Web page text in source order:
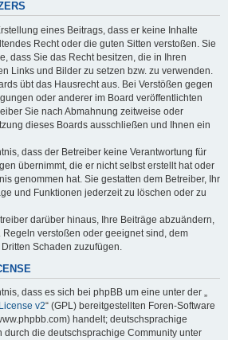
eines Beitrags, dass er keine Inhalte
Recht oder die guten Sitten verstoßen. Sie
dass Sie das Recht besitzen, die in Ihren
Links und Bilder zu setzen bzw. zu verwenden.
übt das Hausrecht aus. Bei Verstößen gegen
oder anderer im Board veröffentlichten
Sie nach Abmahnung zeitweise oder
dieses Boards ausschließen und Ihnen ein
dass der Betreiber keine Verantwortung für
übernimmt, die er nicht selbst erstellt hat oder
genommen hat. Sie gestatten dem Betreiber, Ihr
und Funktionen jederzeit zu löschen oder zu
darüber hinaus, Ihre Beiträge abzuändern,
Regeln verstoßen oder geeignet sind, dem
Schaden zuzufügen.
dass es sich bei phpBB um eine unter der „
v2“ (GPL) bereitgestellten Foren-Software
handelt; deutschsprachige
durch die deutschsprachige Community unter